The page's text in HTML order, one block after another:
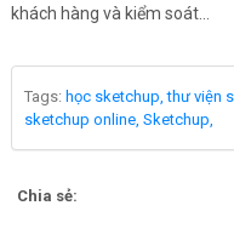
khách hàng và kiểm soát...
Tags: học sketchup,thư viện
sketchup online, Sketchup,
Chia sẻ: